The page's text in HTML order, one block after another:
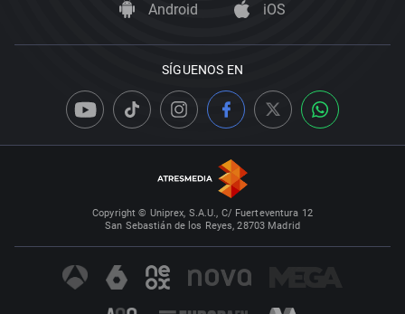
Android iOS
SÍGUENOS EN
Copyright © Uniprex, S.A.U., C/ Fuerteventura 12
San Sebastián de los Reyes, 28703 Madrid